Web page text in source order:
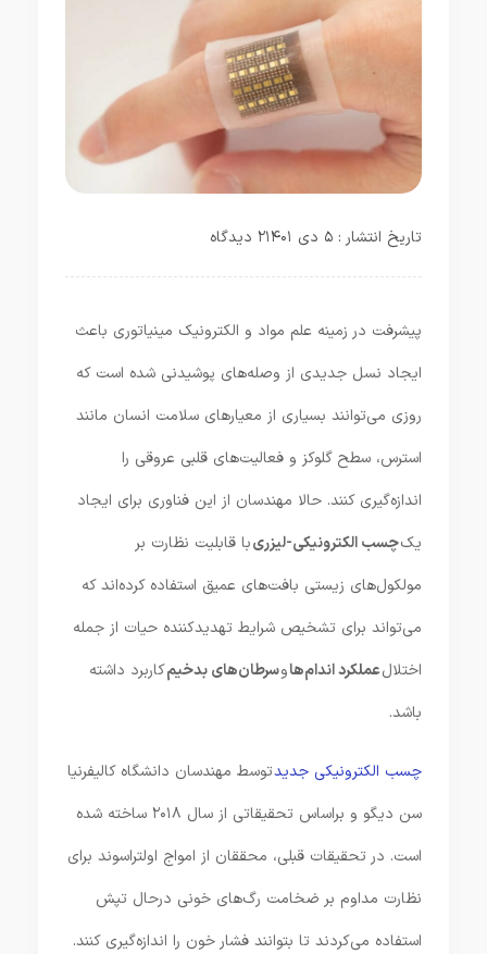
تاریخ انتشار : ۵ دی ۱۴۰۱ ۲ دیدگاه
پیشرفت در زمینه علم مواد و الکترونیک مینیاتوری باعث
ایجاد نسل جدیدی از وصله‌های پوشیدنی شده است که
روزی می‌توانند بسیاری از معیارهای سلامت انسان مانند
استرس، سطح گلوکز و فعالیت‌های قلبی عروقی را
اندازه‌گیری کنند. حالا مهندسان از این فناوری برای ایجاد
یکچسب الکترونیکی-لیزریبا قابلیت نظارت بر
مولکول‌های زیستی بافت‌های عمیق استفاده کرده‌اند که
می‌تواند برای تشخیص شرایط تهدیدکننده حیات از جمله
اختلالعملکرد اندام‌هاوسرطانهای بدخیمکاربرد داشته
باشد.
چسب الکترونیکی جدیدتوسط مهندسان دانشگاه کالیفرنیا
سن دیگو و براساس تحقیقاتی از سال ۲۰۱۸ ساخته شده
است. در تحقیقات قبلی، محققان از امواج اولتراسوند برای
نظارت مداوم بر ضخامت رگ‌های خونی در‌حال تپش
استفاده می‌کردند تا بتوانند فشار خون را اندازه‌گیری کنند.